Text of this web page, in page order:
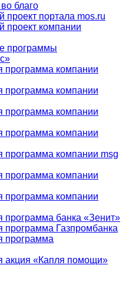
благо
проект портала mos.ru
проект компании
программы
программа компании
программа компании
программа компании
программа компании
программа компании msg
программа компании
программа компании
программа банка «Зенит»
программа Газпромбанка
программа
акция «Капля помощи»